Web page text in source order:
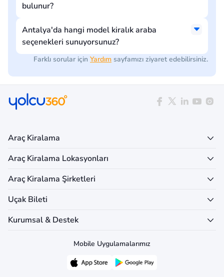
bulunur?
Antalya'da hangi model kiralık araba
seçenekleri sunuyorsunuz?
Farklı sorular için Yardım sayfamızı ziyaret edebilirsiniz.
Araç Kiralama
Araç Kiralama Lokasyonları
Araç Kiralama Şirketleri
Uçak Bileti
Kurumsal & Destek
Mobile Uygulamalarımız